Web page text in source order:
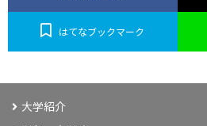
はてなブックマーク
大学紹介